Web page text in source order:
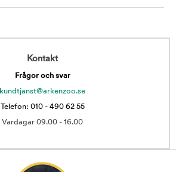
Kontakt
Frågor och svar
kundtjanst@arkenzoo.se
Telefon: 010 - 490 62 55
Vardagar 09.00 - 16.00